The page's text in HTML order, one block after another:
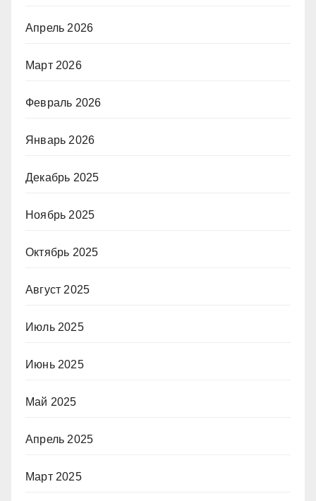
Апрель 2026
Март 2026
Февраль 2026
Январь 2026
Декабрь 2025
Ноябрь 2025
Октябрь 2025
Август 2025
Июль 2025
Июнь 2025
Май 2025
Апрель 2025
Март 2025